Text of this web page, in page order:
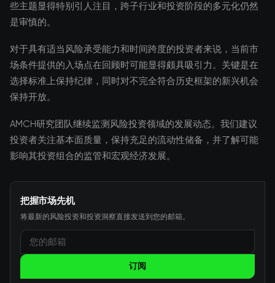
些主题显得特别引人注目，跨子行业和投资阶段的多元化仍然
是审慎的。
对于具有适当风险承受能力和时间跨度的投资者来说，当前市
场条件提供的入场点在回顾时可能显得颇具吸引力。关键是在
选择标准上保持纪律，同时对不完全符合历史框架的新兴机会
保持开放。
AMCH研究团队继续监测风险投资领域的发展动态。我们建议
投资者关注基本面质量，保持充足的流动性储备，并了解可能
影响其投资组合的监管和宏观经济发展。
把握市场先机
将最新的风险投资和投资洞察直接发送到您的邮箱。
订阅